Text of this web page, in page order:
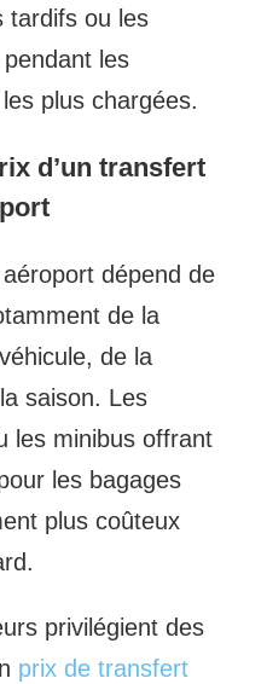
tardifs ou les
les
plus chargées.
d’un transfert
dépend de
de la
de la
saison. Les
les minibus offrant
les bagages
plus coûteux
privilégient des
prix de transfert